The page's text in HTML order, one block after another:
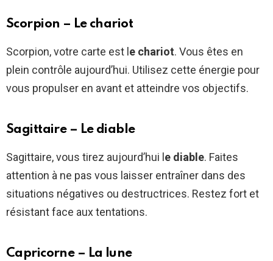
Scorpion – Le chariot
Scorpion, votre carte est l e chariot. Vous êtes en
plein contrôle aujourd’hui. Utilisez cette énergie pour
vous propulser en avant et atteindre vos objectifs.
Sagittaire – Le diable
Sagittaire, vous tirez aujourd’hui l e diable. Faites
attention à ne pas vous laisser entraîner dans des
situations négatives ou destructrices. Restez fort et
résistant face aux tentations.
Capricorne – La lune